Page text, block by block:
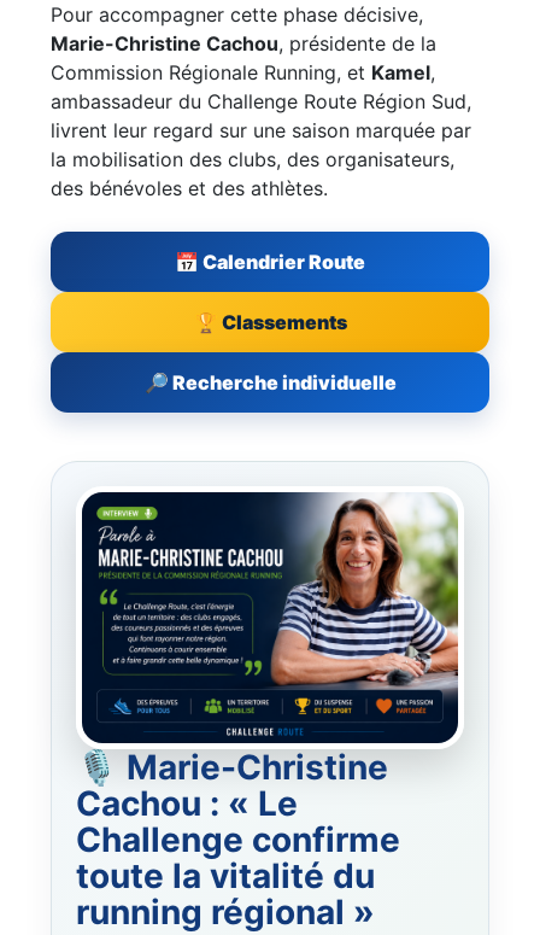
Pour accompagner cette phase décisive,
Marie-Christine Cachou, présidente de la
Commission Régionale Running, et Kamel,
ambassadeur du Challenge Route Région Sud,
livrent leur regard sur une saison marquée par
la mobilisation des clubs, des organisateurs,
des bénévoles et des athlètes.
📅 Calendrier Route
🏆 Classements
🔎 Recherche individuelle
🎙️ Marie-Christine
Cachou : « Le
Challenge confirme
toute la vitalité du
running régional »